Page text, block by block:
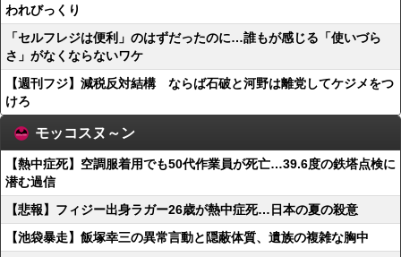
われびっくり
「セルフレジは便利」のはずだったのに…誰もが感じる「使いづら
さ」がなくならないワケ
【週刊フジ】減税反対結構 ならば石破と河野は離党してケジメをつ
けろ
モッコスヌ～ン
【熱中症死】空調服着用でも50代作業員が死亡…39.6度の鉄塔点検に
潜む過信
【悲報】フィジー出身ラガー26歳が熱中症死…日本の夏の殺意
【池袋暴走】飯塚幸三の異常言動と隠蔽体質、遺族の複雑な胸中